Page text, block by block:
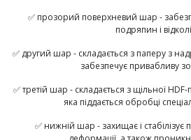
✅ прозорий поверхневий шар -
подряпин і
✅ другий шар - складається з паперу з
забезпечує привабливу
✅третій шар - складається з щільної
яка піддається обробці
✅ нижній шар - захищає і стабілізує